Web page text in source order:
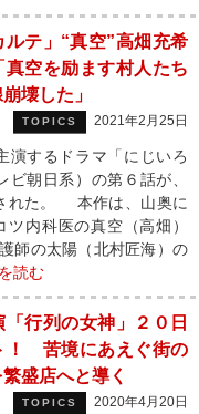
ルテ」“真空”高畑充希
空を励ます村人たち
壊した」
TOPICS 2021年2月25日
するドラマ「にじいろ
ビ朝日系）の第６話が、
れた。 本作は、山奥に
内科医の真空（高畑）
師の太陽（北村匠海）の
読む
行列の女神」２０日
！ 苦境にあえぐ街の
盛店へと導く
TOPICS 2020年4月20日